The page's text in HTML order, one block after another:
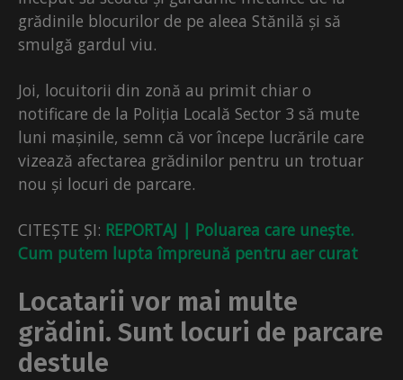
grădinile blocurilor de pe aleea Stănilă și să
smulgă gardul viu.
Joi, locuitorii din zonă au primit chiar o
notificare de la Poliția Locală Sector 3 să mute
luni mașinile, semn că vor începe lucrările care
vizează afectarea grădinilor pentru un trotuar
nou și locuri de parcare.
CITEȘTE ȘI: REPORTAJ | Poluarea care unește.
Cum putem lupta împreună pentru aer curat
Locatarii vor mai multe
grădini. Sunt locuri de parcare
destule